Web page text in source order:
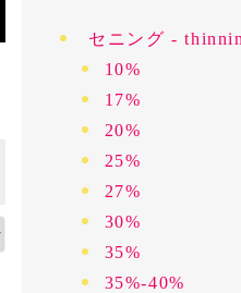
セニング -
10%
17%
20%
25%
27%
30%
35%
35%-40%